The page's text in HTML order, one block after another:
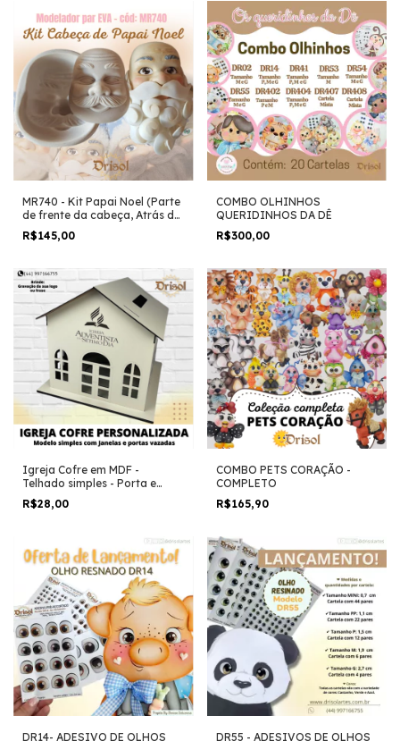
MR740 - Kit Papai Noel (Parte
de frente da cabeça, Atrás da
cabeça/Corpo e Gabarito
para Barbas) - Modeladores
R$145,00
COMBO OLHINHOS
QUERIDINHOS DA DÊ
R$300,00
Igreja Cofre em MDF -
Telhado simples - Porta e
Janela Abertas
R$28,00
COMBO PETS CORAÇÃO -
COMPLETO
R$165,90
DR14- ADESIVO DE OLHOS
DR55 - ADESIVOS DE OLHOS